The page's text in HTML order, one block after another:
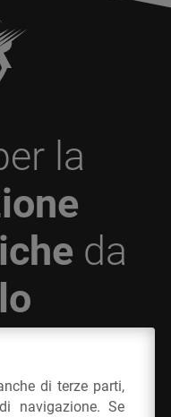
la
da
di terze parti,
navigazione. Se